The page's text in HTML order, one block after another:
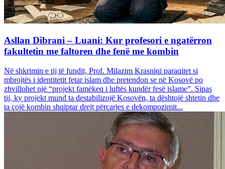
Asllan Dibrani – Luani: Kur profesori e ngatërron
fakultetin me faltoren dhe fenë me kombin
Në shkrimin e tij të fundit, Prof. Milazim Krasniqi paraqitet si
mbrojtës i identitetit fetar islam dhe pretendon se në Kosovë po
zhvillohet një “projekt famëkeq i luftës kundër fesë islame”. Sipas
tij, ky projekt mund ta destabilizojë Kosovën, ta dështojë shtetin dhe
ta çojë kombin shqiptar drejt përçarjes e dekompozimit...